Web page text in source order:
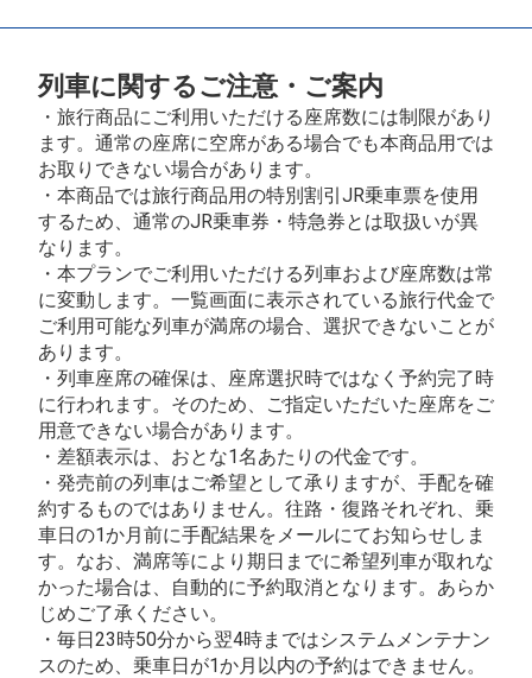
列車に関するご注意・ご案内
・旅行商品にご利用いただける座席数には制限があり
ます。通常の座席に空席がある場合でも本商品用では
お取りできない場合があります。
・本商品では旅行商品用の特別割引JR乗車票を使用
するため、通常のJR乗車券・特急券とは取扱いが異
なります。
・本プランでご利用いただける列車および座席数は常
に変動します。一覧画面に表示されている旅行代金で
ご利用可能な列車が満席の場合、選択できないことが
あります。
・列車座席の確保は、座席選択時ではなく予約完了時
に行われます。そのため、ご指定いただいた座席をご
用意できない場合があります。
・差額表示は、おとな1名あたりの代金です。
・発売前の列車はご希望として承りますが、手配を確
約するものではありません。往路・復路それぞれ、乗
車日の1か月前に手配結果をメールにてお知らせしま
す。なお、満席等により期日までに希望列車が取れな
かった場合は、自動的に予約取消となります。あらか
じめご了承ください。
・毎日23時50分から翌4時まではシステムメンテナン
スのため、乗車日が1か月以内の予約はできません。